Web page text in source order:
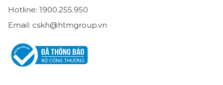
Hotline: 1900.255.950
Email: cskh@htmgroup.vn